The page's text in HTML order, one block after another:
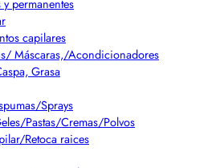
permanentes
capilares
Máscaras,/Acondicionadores
Grasa
Sprays
Pastas/Cremas/Polvos
Retoca raices